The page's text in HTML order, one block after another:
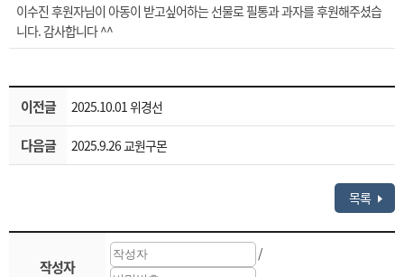
이수진 후원자님이 아동이 받고싶어하는 선물로 필통과 과자를 후원해주셨습
니다. 감사합니다 ^^
이전글 2025.10.01 위경선
다음글 2025.9.26 교원구몬
목록
작성자
/